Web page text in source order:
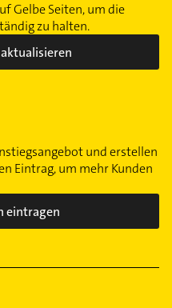
Gelbe Seiten, um die
zu halten.
und erstellen
Eintrag, um mehr Kunden
eintragen